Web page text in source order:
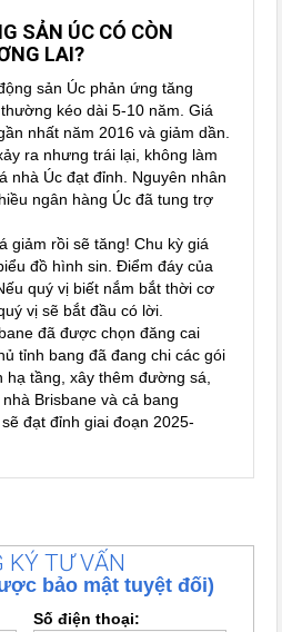
SẢN ÚC CÓ CÒN
LAI?
sản Úc phản ứng tăng
kéo dài 5-10 năm. Giá
nhất năm 2016 và giảm dần.
ra nhưng trái lại, không làm
nhà Úc đạt đỉnh. Nguyên nhân
ngân hàng Úc đã tung trợ
giảm rồi sẽ tăng! Chu kỳ giá
đồ hình sin. Điểm đáy của
quý vị biết nắm bắt thời cơ
vị sẽ bắt đầu có lời.
đã được chọn đăng cai
tỉnh bang đã đang chi các gói
tầng, xây thêm đường sá,
Brisbane và cả bang
đạt đỉnh giai đoạn 2025-
KÝ TƯ VẤN
bảo mật tuyệt đối)
Số điện thoại: